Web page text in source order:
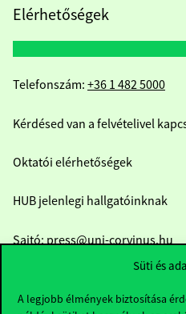
Süti és
A legjobb élmények biztosítása
Elérhetőségek
Telefonszám: +36 1 482 5000
Kérdésed van a felvételivel
Oktatói elérhetőségek
HUB jelenlegi hallgatóinknak
Sajtó:press@uni-corvinus.hu